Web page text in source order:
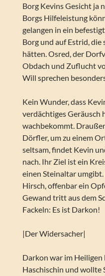
Borg Kevins Gesicht ja
Borgs Hilfeleistung
gelangen in ein
Borg und auf Estrid, die
hätten. Osred, der
Obdach und Zuflucht
Will sprechen
Kein Wunder, dass
verdächtiges Geräusch
wachbekommt.
Dörfler, um zu einem
seltsam, findet Kevin
nach. Ihr Ziel ist ein
einen Steinaltar
Hirsch, offenbar ein
Gewand tritt aus dem
Fackeln: Es ist Darkon!
|Der Widersacher|
Darkon war im Heiligen
Haschischin und wollte